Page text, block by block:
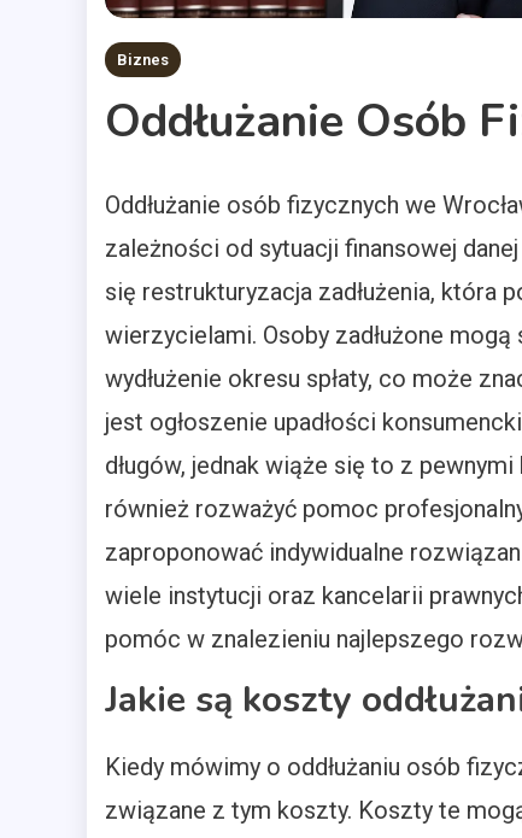
Biznes
Oddłużanie Osób
Oddłużanie osób fizycznych we
zależności od sytuacji finansowej
się restrukturyzacja zadłużenia, która
wierzycielami. Osoby zadłużone
wydłużenie okresu spłaty, co może
jest ogłoszenie upadłości
długów, jednak wiąże się to z
również rozważyć pomoc
zaproponować indywidualne
wiele instytucji oraz kancelarii
pomóc w znalezieniu najlepszego
Jakie są koszty
Kiedy mówimy o oddłużaniu osób
związane z tym koszty. Koszty te